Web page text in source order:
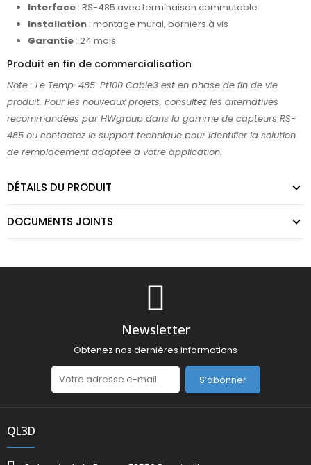
Interface : RS-485 avec terminaison commutable
Installation : montage mural, borniers à vis
Garantie : 24 mois
Produit en fin de commercialisation
Note : Le Temp-485-Pt100 Cable3 est en phase de fin de vie
produit. Pour les nouveaux projets, consultez les alternatives
recommandées par HWgroup dans la gamme de capteurs RS-
485 ou contactez le support technique pour identifier la solution
de remplacement adaptée à votre application.
DÉTAILS DU PRODUIT
DOCUMENTS JOINTS
Newsletter
Obtenez nos dernières informations
S’abonner
QL3D